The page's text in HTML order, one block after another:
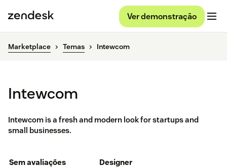
Ver demonstração
Marketplace Temas Intewcom
Intewcom
Intewcom is a fresh and modern look for startups and
small businesses.
Sem avaliações
Designer